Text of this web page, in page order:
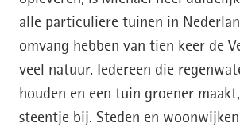
alle particuliere tuinen in
omvang hebben van tien keer de
veel natuur. Iedereen die
houden en een tuin groener
steentje bij. Steden en woonwijken